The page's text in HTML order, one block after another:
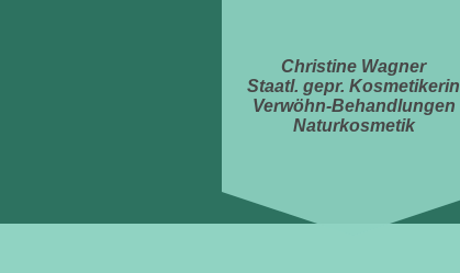
Christine Wagner
Staatl. gepr. Kosmetikerin
Verwöhn-Behandlungen
Naturkosmetik